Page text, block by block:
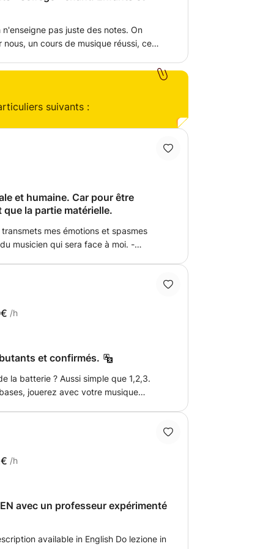
pas juste des notes. On
nous, un cours de musique réussi, ce
notre façon de donner cours est
c'est apprendre la patience, l'écoute, la
et d'y arriver. C'est un cadeau pour la
suivants :
et humaine. Car pour être
la partie matérielle.
mes émotions et spasmes
musicien qui sera face à moi. -
- Je fais partie des "dinosaures", mais la
/h
et confirmés.
la batterie ? Aussi simple que 1,2,3.
jouerez avec votre musique
(rock, jazz, reggae, afrobeat). Si
/h
avec un professeur expérimenté
available in English Do lezione in